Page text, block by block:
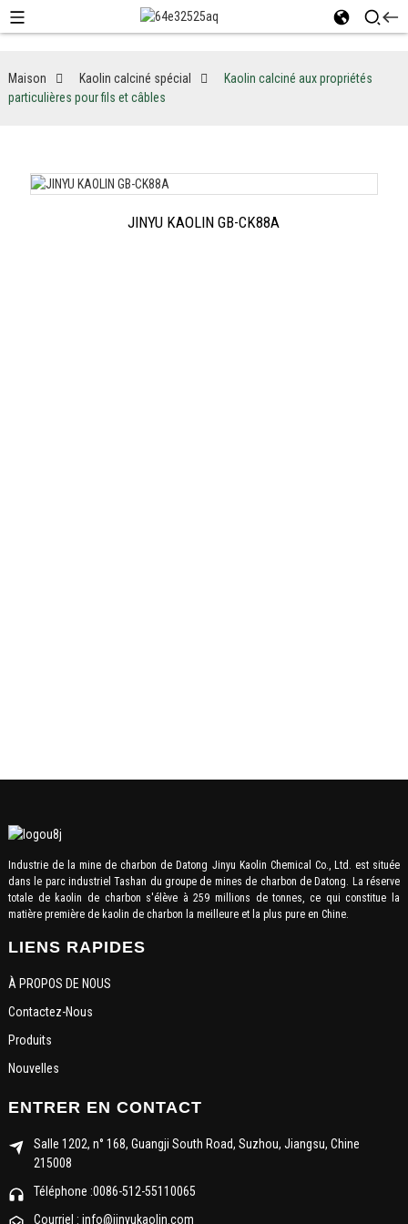
Maison Kaolin calciné spécial
Kaolin calciné aux propriétés
particulières pour fils et câbles
JINYU KAOLIN GB-CK88A
Industrie de la mine de charbon de Datong Jinyu Kaolin Chemical Co., Ltd. est située
dans le parc industriel Tashan du groupe de mines de charbon de Datong. La réserve
totale de kaolin de charbon s'élève à 259 millions de tonnes, ce qui constitue la
matière première de kaolin de charbon la meilleure et la plus pure en Chine.
LIENS RAPIDES
À PROPOS DE NOUS
Contactez-Nous
Produits
Nouvelles
ENTRER EN CONTACT
Salle 1202, n° 168, Guangji South Road, Suzhou, Jiangsu, Chine
215008
Téléphone :0086-512-55110065
Courriel : info@jinyukaolin.com